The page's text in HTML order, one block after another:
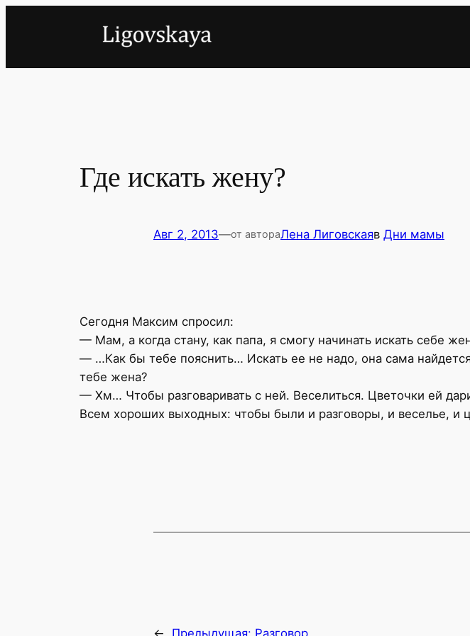
Где искать жену?
Авг 2, 2013—от автораЛена Лиговскаяв Дни мамы
Сегодня Максим спросил:
— Мам, а когда стану, как папа, я смогу начинать искать себе
— …Как бы тебе пояснить… Искать ее не надо, она сама
тебе жена?
— Хм… Чтобы разговаривать с ней. Веселиться. Цветочки ей
Всем хороших выходных: чтобы были и разговоры, и веселье, и